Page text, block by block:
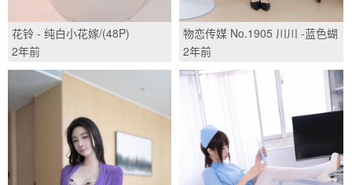
花铃 - 纯白小花嫁/(48P)
2年前
物恋传媒 No.1905 川川 -蓝色蝴
蝶/(170P)
2年前